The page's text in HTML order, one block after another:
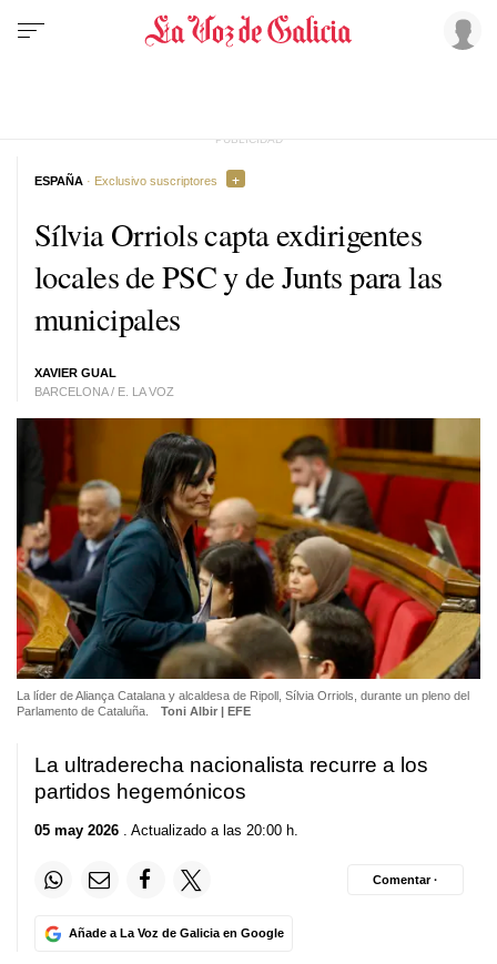
Sílvia Orriols capta exdirigentes
locales de PSC y de Junts para las
municipales
XAVIER GUAL
BARCELONA / E. LA VOZ
ESPAÑA · Exclusivo suscriptores
La líder de Aliança Catalana y alcaldesa de Ripoll, Sílvia Orriols, durante un pleno del
Parlamento de Cataluña.
Toni Albir | EFE
La ultraderecha nacionalista recurre a los
partidos hegemónicos
05 may 2026 . Actualizado a las 20:00 h.
Añade a La Voz de Galicia en Google
Comentar ·